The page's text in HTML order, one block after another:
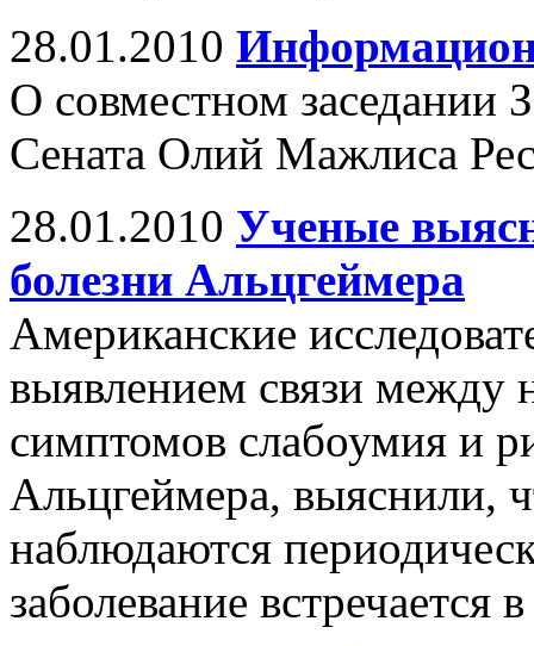
28.01.2010
О совместном заседании
Сената Олий Мажлиса
28.01.2010 Ученые
болезни Альцгеймера
Американские
выявлением связи
симптомов слабоумия и
Альцгеймера, выяснили,
наблюдаются
заболевание